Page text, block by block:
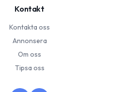
Kontakt
Kontakta oss
Annonsera
Om oss
Tipsa oss